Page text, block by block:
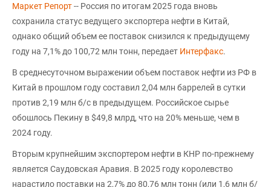
Маркет Репорт-- Россия по итогам 2025 года вновь
сохранила статус ведущего экспортера нефти в Китай,
однако общий объем ее поставок снизился к предыдущему
году на 7,1% до 100,72 млн тонн, передает Интерфакс.
В среднесуточном выражении объем поставок нефти из РФ в
Китай в прошлом году составил 2,04 млн баррелей в сутки
против 2,19 млн б/с в предыдущем. Российское сырье
обошлось Пекину в $49,8 млрд, что на 20% меньше, чем в
2024 году.
Вторым крупнейшим экспортером нефти в КНР по-прежнему
является Саудовская Аравия. В 2025 году королевство
нарастило поставки на 2,7% до 80,76 млн тонн (или 1,6 млн б/